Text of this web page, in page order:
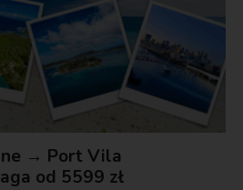
→ Port Vila
od 5599 zł